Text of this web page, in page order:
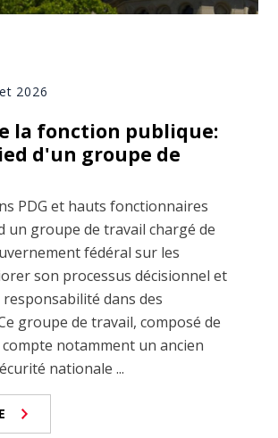
2026
la fonction publique:
d'un groupe de
PDG et hauts fonctionnaires
un groupe de travail chargé de
fédéral sur les
son processus décisionnel et
dans des
groupe de travail, composé de
notamment un ancien
nationale ...